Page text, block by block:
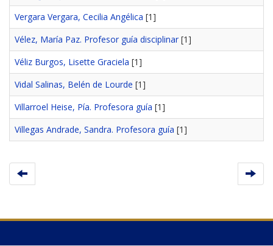
Vergara Vergara, Cecilia Angélica [1]
Vélez, María Paz. Profesor guía disciplinar[1]
Véliz Burgos, Lisette Graciela [1]
Vidal Salinas, Belén de Lourde [1]
Villarroel Heise, Pía. Profesora guía [1]
Villegas Andrade, Sandra. Profesora guía [1]